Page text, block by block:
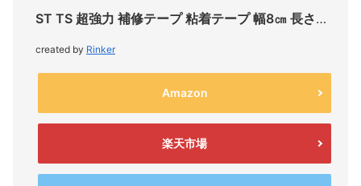
ST TS 超強力 補修テープ 粘着テープ 幅8㎝ 長さ8M 防水
created by Rinker
Amazon
楽天市場